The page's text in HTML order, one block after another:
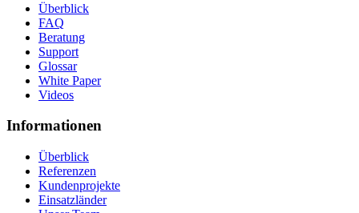
Überblick
FAQ
Beratung
Support
Glossar
White Paper
Videos
Informationen
Überblick
Referenzen
Kundenprojekte
Einsatzländer